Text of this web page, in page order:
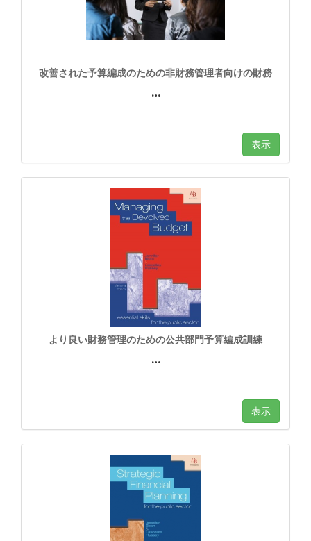
改善された予算編成のための非財務管理者向けの財務
…
表示
より良い財務管理のための公共部門予算編成訓練
…
表示